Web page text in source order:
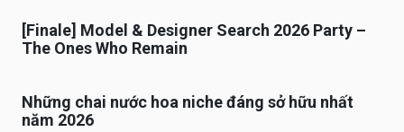
[Finale] Model & Designer Search 2026 Party –
The Ones Who Remain
Những chai nước hoa niche đáng sở hữu nhất
năm 2026